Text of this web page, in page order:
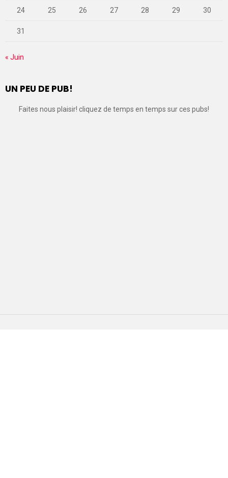
24 25 26 27 28 29 30
31
« Juin
UN PEU DE PUB!
Faites nous plaisir! cliquez de temps en temps sur ces pubs!